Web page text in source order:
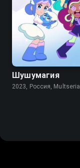
8.9 6.6
Шушумагия
2023, Россия,